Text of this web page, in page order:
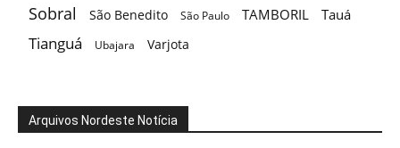
Sobral São Benedito São Paulo TAMBORIL Tauá
Tianguá Ubajara Varjota
Arquivos Nordeste Notícia